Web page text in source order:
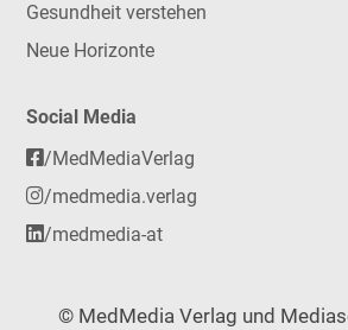
Gesundheit verstehen
Neue Horizonte
Social Media
/MedMediaVerlag
/medmedia.verlag
/medmedia-at
© MedMedia Verlag und